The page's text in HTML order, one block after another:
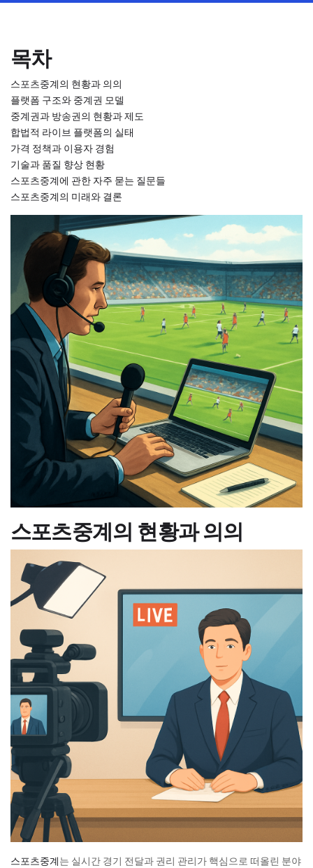
목차
스포츠중계의 현황과 의의
플랫폼 구조와 중계권 모델
중계권과 방송권의 현황과 제도
합법적 라이브 플랫폼의 실태
가격 정책과 이용자 경험
기술과 품질 향상 현황
스포츠중계에 관한 자주 묻는 질문들
스포츠중계의 미래와 결론
스포츠중계의 현황과 의의
스포츠중계는 실시간 경기 전달과 권리 관리가 핵심으로 떠올린 분야